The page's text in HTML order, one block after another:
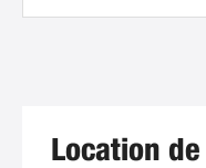
Location